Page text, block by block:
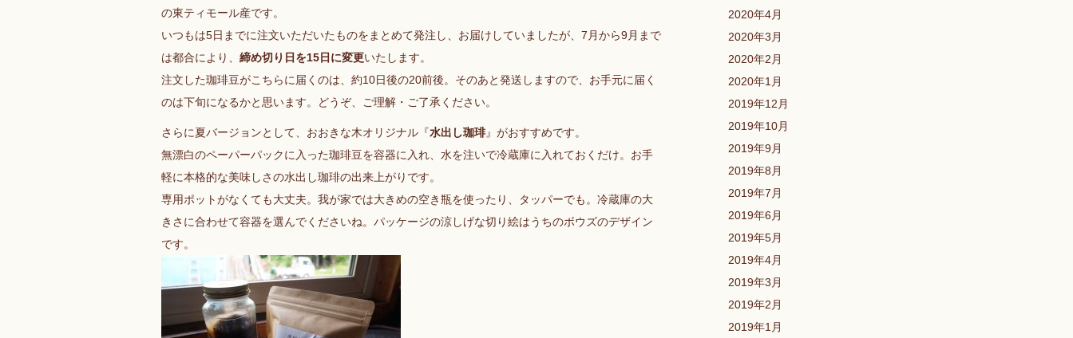
の東ティモール産です。
いつもは5日までに注文いただいたものをまとめて発注し、お届けしていましたが、7月から9月まで
は都合により、 締め切り日を15日に変更いたします。
注文した珈琲豆がこちらに届くのは、約10日後の20前後。そのあと発送しますので、お手元に届く
のは下旬になるかと思います。どうぞ、ご理解・ご了承ください。
さらに夏バージョンとして、おおきな木オリジナル『水出し珈琲』がおすすめです。
無漂白のペーパーパックに入った珈琲豆を容器に入れ、水を注いで冷蔵庫に入れておくだけ。お手
軽に本格的な美味しさの水出し珈琲の出来上がりです。
専用ポットがなくても大丈夫。我が家では大きめの空き瓶を使ったり、タッパーでも。冷蔵庫の大
きさに合わせて容器を選んでくださいね。パッケージの涼しげな切り絵はうちのボウズのデザイン
です。
2020年4月
2020年3月
2020年2月
2020年1月
2019年12月
2019年10月
2019年9月
2019年8月
2019年7月
2019年6月
2019年5月
2019年4月
2019年3月
2019年2月
2019年1月